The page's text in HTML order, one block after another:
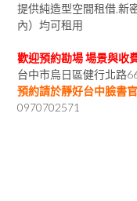
提供純造型空間租借,新
內）均可租用
歡迎預約勘場 場景與收
台中市烏日區健行北路
預約請於靜好台中臉書
0970702571